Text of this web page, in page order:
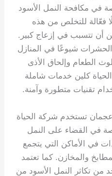
في مكافحة النمل الأسود
فعّالة للتخلص من هذه
أن تتسبب في إزعاج كبير.
الحشرات شيوعًا في المنازل
الطعام وإلحاق الأذى
كلين خدمات شاملة
تقنيات متطورة وآمنة.
تستخدم شركة الحياة
في القضاء على النمل
في الأماكن التي يتجمع
والمخازن. كما تعتمد
من تكاثر النمل الأسود من